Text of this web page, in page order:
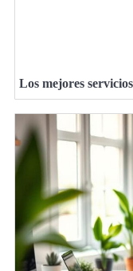
Los mejores